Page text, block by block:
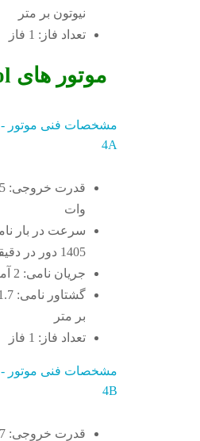
نیوتون بر متر
تعداد فاز: 1 فاز
موتور های 4pol
مشخصات فنی موتور CRS 71-
قدرت خروجی: 0.25 کیلو
سرعت در بار نامی:
جریان نامی: 2 آمپر
گشتاور نامی: 1.7 نیوتون
تعداد فاز: 1 فاز
مشخصات فنی موتور CRS 71-
قدرت خروجی: 0.37 کیلو